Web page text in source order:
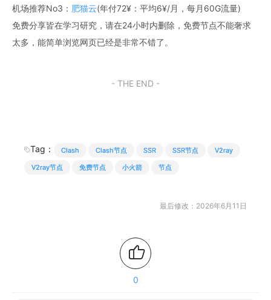
机场推荐No3： 肥猫云(年付72¥：平均6¥/月，每月60G流量)
免费分享皆在学习研究，请在24小时内删除，免费节点不能奢求
太多，能简单浏览网页已经是非常不错了。
- THE END -
Tag： Clash Clash节点 SSR SSR节点
V2ray
V2ray节点
免费节点 小火箭 节点
最后修改：2026年6月11日
0